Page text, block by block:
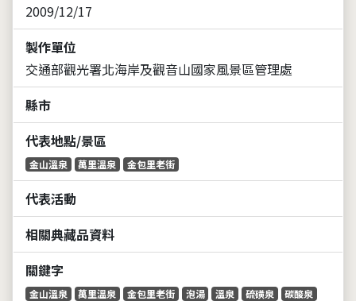
2009/12/17
製作單位
交通部觀光署北海岸及觀音山國家風景區管理處
縣市
代表地點/景區
金山溫泉 萬里溫泉 金包里老街
代表活動
相關典藏品資料
關鍵字
金山溫泉 萬里溫泉 金包里老街 泡湯 溫泉 硫磺泉
碳酸泉